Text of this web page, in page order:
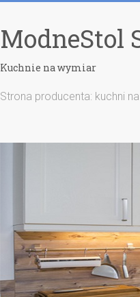
ModneStol
Kuchnie na wymiar
Strona producenta: kuchni